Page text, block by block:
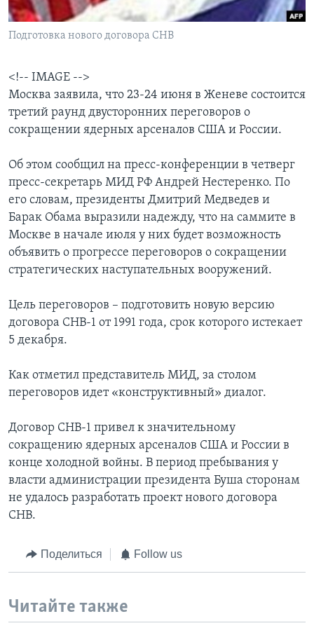
Learning English
Языки
Подготовка нового договора СНВ
<!-- IMAGE -->
Москва заявила, что 23-24 июня в Женеве состоится
третий раунд двусторонних переговоров о
сокращении ядерных арсеналов США и России.
Об этом сообщил на пресс-конференции в четверг
пресс-секретарь МИД РФ Андрей Нестеренко. По
его словам, президенты Дмитрий Медведев и
Барак Обама выразили надежду, что на саммите в
Москве в начале июля у них будет возможность
объявить о прогрессе переговоров о сокращении
стратегических наступательных вооружений.
Цель переговоров – подготовить новую версию
договора СНВ-1 от 1991 года, срок которого истекает
5 декабря.
Как отметил представитель МИД, за столом
переговоров идет «конструктивный» диалог.
Договор СНВ-1 привел к значительному
сокращению ядерных арсеналов США и России в
конце холодной войны. В период пребывания у
власти администрации президента Буша сторонам
не удалось разработать проект нового договора
СНВ.
Поделиться Follow us
Читайте также